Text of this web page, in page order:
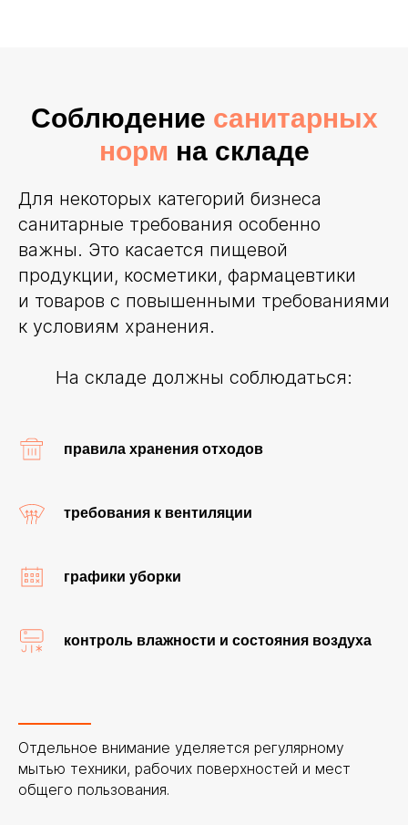
Соблюдение санитарных
норм на складе
Для некоторых категорий бизнеса
санитарные требования особенно
важны. Это касается пищевой
продукции, косметики, фармацевтики
и товаров с повышенными требованиями
к условиям хранения.
На складе должны соблюдаться:
правила хранения отходов
требования к вентиляции
графики уборки
контроль влажности и состояния воздуха
Отдельное внимание уделяется регулярному
мытью техники, рабочих поверхностей и мест
общего пользования.
конфиденциальности
Отправить